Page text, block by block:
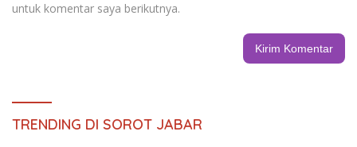
untuk komentar saya berikutnya.
TRENDING DI SOROT JABAR